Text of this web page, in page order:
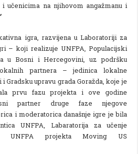
učenicima na njihovom angažmanu i
igra, razvijena u Laboratoriji za
– koji realizuje UNFPA, Populacijski
u Bosni i Hercegovini, uz podršku
partnera – jedinica lokalne
Gradsku upravu grada Goražda, koje je
prvu fazu projekta i ove godine
partner druge faze njegove
i moderatorica današnje igre je bila
UNFPA, Labaratorija za učenje
projekta Moving US